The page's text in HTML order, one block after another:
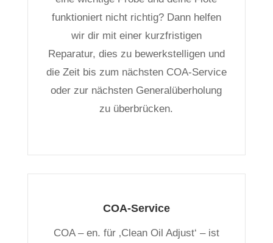
funktioniert nicht richtig? Dann helfen
wir dir mit einer kurzfristigen
Reparatur, dies zu bewerkstelligen und
die Zeit bis zum nächsten COA-Service
oder zur nächsten Generalüberholung
zu überbrücken.
COA-Service
COA – en. für ‚Clean Oil Adjust‘ – ist